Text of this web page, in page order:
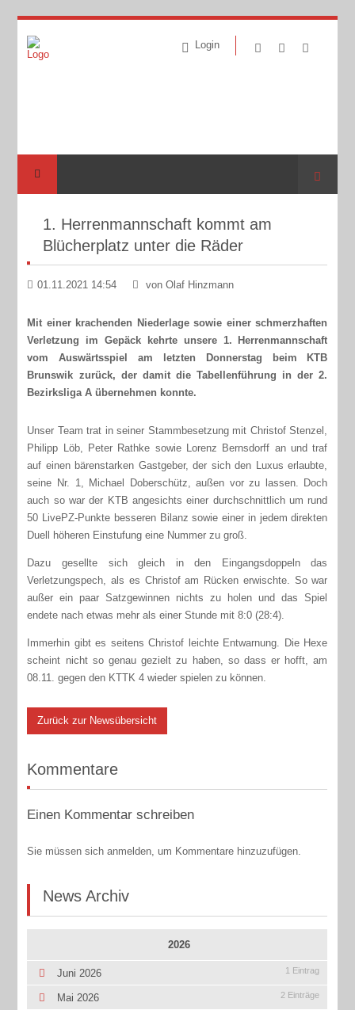
Login
Suche
1. Herrenmannschaft kommt am
Blücherplatz unter die Räder
01.11.2021 14:54 von Olaf Hinzmann
Mit einer krachenden Niederlage sowie einer schmerzhaften
Verletzung im Gepäck kehrte unsere 1. Herrenmannschaft
vom Auswärtsspiel am letzten Donnerstag beim KTB
Brunswik zurück, der damit die Tabellenführung in der 2.
Bezirksliga A übernehmen konnte.
Unser Team trat in seiner Stammbesetzung mit Christof Stenzel,
Philipp Löb, Peter Rathke sowie Lorenz Bernsdorff an und traf
auf einen bärenstarken Gastgeber, der sich den Luxus erlaubte,
seine Nr. 1, Michael Doberschütz, außen vor zu lassen. Doch
auch so war der KTB angesichts einer durchschnittlich um rund
50 LivePZ-Punkte besseren Bilanz sowie einer in jedem direkten
Duell höheren Einstufung eine Nummer zu groß.
Dazu gesellte sich gleich in den Eingangsdoppeln das
Verletzungspech, als es Christof am Rücken erwischte. So war
außer ein paar Satzgewinnen nichts zu holen und das Spiel
endete nach etwas mehr als einer Stunde mit 8:0 (28:4).
Immerhin gibt es seitens Christof leichte Entwarnung. Die Hexe
scheint nicht so genau gezielt zu haben, so dass er hofft, am
08.11. gegen den KTTK 4 wieder spielen zu können.
Zurück zur Newsübersicht
Kommentare
Einen Kommentar schreiben
Sie müssen sich anmelden, um Kommentare hinzuzufügen.
News Archiv
2026
Juni 2026 1 Eintrag
Mai 2026 2 Einträge